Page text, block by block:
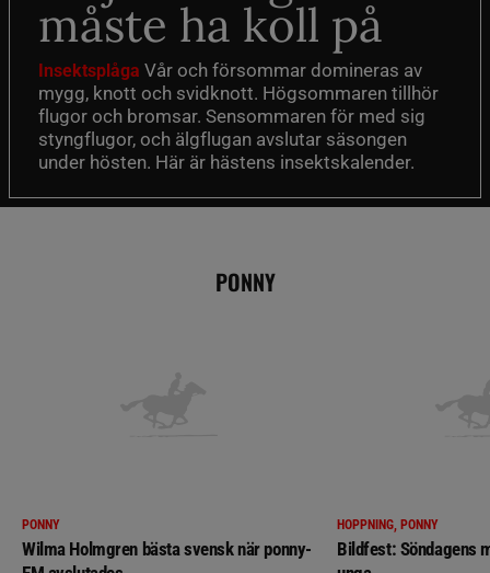
måste ha koll på
Insektsplåga Vår och försommar domineras av
mygg, knott och svidknott. Högsommaren tillhör
flugor och bromsar. Sensommaren för med sig
styngflugor, och älgflugan avslutar säsongen
under hösten. Här är hästens insektskalender.
PONNY
PONNY
Wilma Holmgren bästa svensk när ponny-
HOPPNING, PONNY
Bildfest: Söndagens